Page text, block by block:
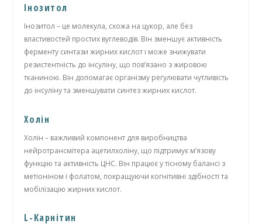
Інозитол
Інозитол – це молекула, схожа на цукор, але без
властивостей простих вуглеводів. Він зменшує активність
ферменту синтази жирних кислот і може знижувати
резистентність до інсуліну, що пов’язано з жировою
тканиною. Він допомагає організму регулювати чутливість
до інсуліну та зменшувати синтез жирних кислот.
Холін
Холін – важливий компонент для виробництва
нейротрансмітера ацетилхоліну, що підтримує м’язову
функцію та активність ЦНС. Він працює у тісному балансі з
метіоніном і фолатом, покращуючи когнітивні здібності та
мобілізацію жирних кислот.
L-Карнітин